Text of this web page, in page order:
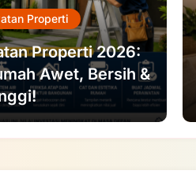
Properti
Properti 2026:
Awet, Bersih &